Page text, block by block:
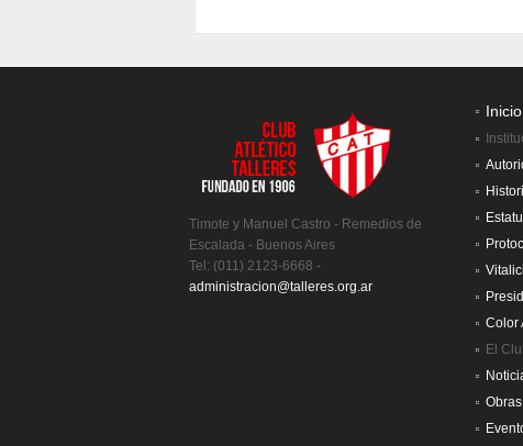
Timote y Manuel Castro - Remedios de
Escalada - Buenos Aires
Tel: (011) 2123-6668 -
administracion@talleres.org.ar
Inicio
Color
El
Obras